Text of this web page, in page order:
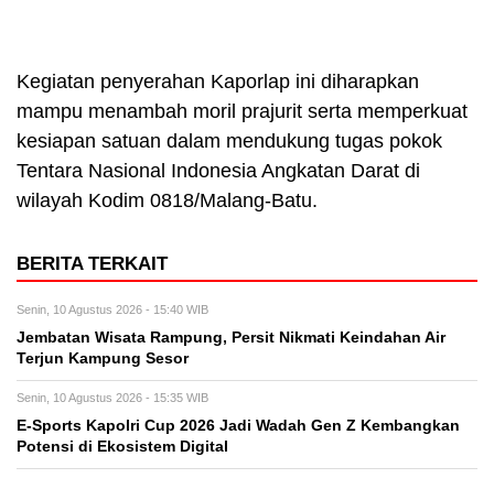
Kegiatan penyerahan Kaporlap ini diharapkan
mampu menambah moril prajurit serta memperkuat
kesiapan satuan dalam mendukung tugas pokok
Tentara Nasional Indonesia Angkatan Darat di
wilayah Kodim 0818/Malang-Batu.
BERITA TERKAIT
Senin, 10 Agustus 2026 - 15:40 WIB
Jembatan Wisata Rampung, Persit Nikmati Keindahan Air
Terjun Kampung Sesor
Senin, 10 Agustus 2026 - 15:35 WIB
E-Sports Kapolri Cup 2026 Jadi Wadah Gen Z Kembangkan
Potensi di Ekosistem Digital